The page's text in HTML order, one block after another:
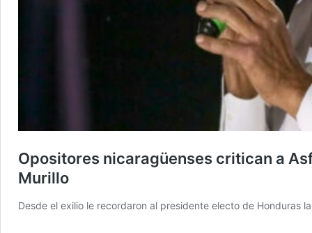
Opositores nicaragüenses critican a
Murillo
Desde el exilio le recordaron al presidente electo de Honduras